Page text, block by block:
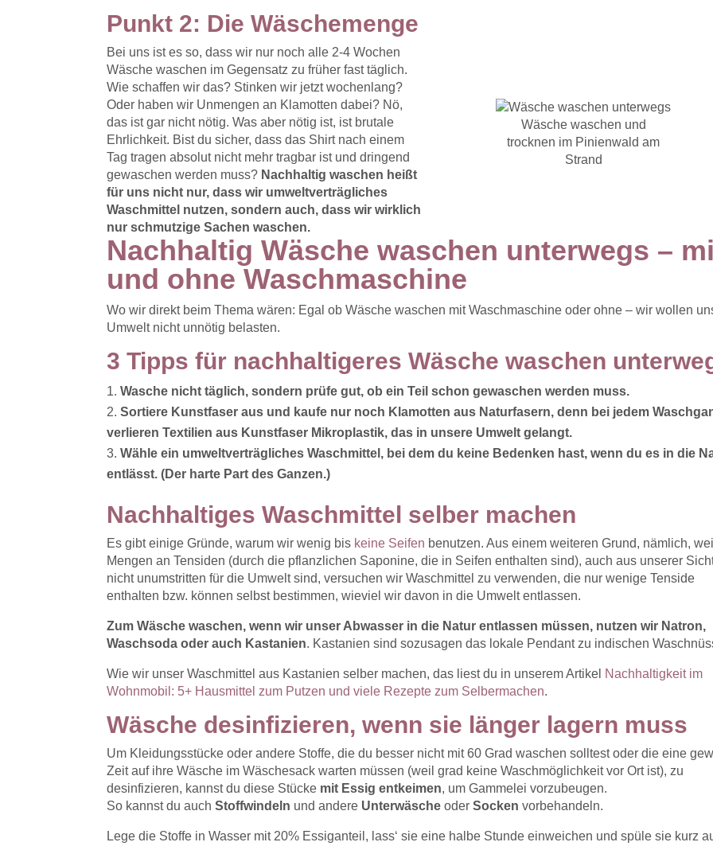
Punkt 2: Die Wäschemenge
Bei uns ist es so, dass wir nur noch alle 2-4 Wochen
Wäsche waschen im Gegensatz zu früher fast täglich.
Wie schaffen wir das? Stinken wir jetzt wochenlang?
Oder haben wir Unmengen an Klamotten dabei? Nö,
das ist gar nicht nötig. Was aber nötig ist, ist brutale
Ehrlichkeit. Bist du sicher, dass das Shirt nach einem
Tag tragen absolut nicht mehr tragbar ist und dringend
gewaschen werden muss? Nachhaltig waschen heißt
für uns nicht nur, dass wir umweltverträgliches
Waschmittel nutzen, sondern auch, dass wir wirklich
nur schmutzige Sachen waschen.
Wäsche waschen und
trocknen im Pinienwald am
Strand
Nachhaltig Wäsche waschen unterwegs –
und ohne Waschmaschine
Wo wir direkt beim Thema wären: Egal ob Wäsche waschen mit Waschmaschine oder ohne – wir wollen
Umwelt nicht unnötig belasten.
3 Tipps für nachhaltigeres Wäsche waschen
Wasche nicht täglich, sondern prüfe gut, ob ein Teil schon gewaschen werden muss.
Sortiere Kunstfaser aus und kaufe nur noch Klamotten aus Naturfasern, denn bei jedem
verlieren Textilien aus Kunstfaser Mikroplastik, das in unsere Umwelt gelangt.
Wähle ein umweltverträgliches Waschmittel, bei dem du keine Bedenken hast, wenn du es in die
entlässt. (Der harte Part des Ganzen.)
Nachhaltiges Waschmittel selber machen
Es gibt einige Gründe, warum wir wenig bis keine Seifen benutzen. Aus einem weiteren Grund, nämlich,
Mengen an Tensiden (durch die pflanzlichen Saponine, die in Seifen enthalten sind), auch aus unserer
nicht unumstritten für die Umwelt sind, versuchen wir Waschmittel zu verwenden, die nur wenige Tenside
enthalten bzw. können selbst bestimmen, wieviel wir davon in die Umwelt entlassen.
Zum Wäsche waschen, wenn wir unser Abwasser in die Natur entlassen müssen, nutzen wir Natron,
Waschsoda oder auch Kastanien. Kastanien sind sozusagen das lokale Pendant zu indischen
Wie wir unser Waschmittel aus Kastanien selber machen, das liest du in unserem Artikel Nachhaltigkeit im
Wohnmobil: 5+ Hausmittel zum Putzen und viele Rezepte zum Selbermachen.
Wäsche desinfizieren, wenn sie länger lagern muss
Um Kleidungsstücke oder andere Stoffe, die du besser nicht mit 60 Grad waschen solltest oder die eine
Zeit auf ihre Wäsche im Wäschesack warten müssen (weil grad keine Waschmöglichkeit vor Ort ist), zu
desinfizieren, kannst du diese Stücke mit Essig entkeimen, um Gammelei vorzubeugen.
So kannst du auchStoffwindeln und andere Unterwäsche oderSocken vorbehandeln.
Lege die Stoffe in Wasser mit 20% Essiganteil, lass‘ sie eine halbe Stunde einweichen und spüle sie kurz